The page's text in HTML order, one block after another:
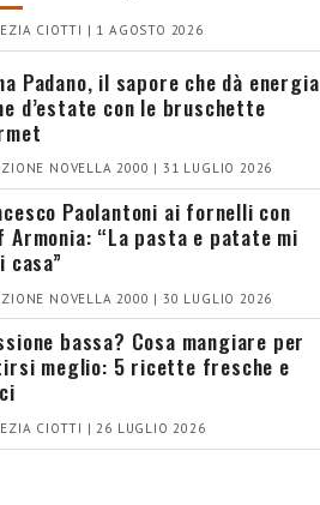
CIOTTI | 1 AGOSTO 2026
Padano, il sapore che dà energia
d’estate con le bruschette
NOVELLA 2000 | 31 LUGLIO 2026
Paolantoni ai fornelli con
Armonia: “La pasta e patate mi
casa”
NOVELLA 2000 | 30 LUGLIO 2026
bassa? Cosa mangiare per
meglio: 5 ricette fresche e
CIOTTI | 26 LUGLIO 2026